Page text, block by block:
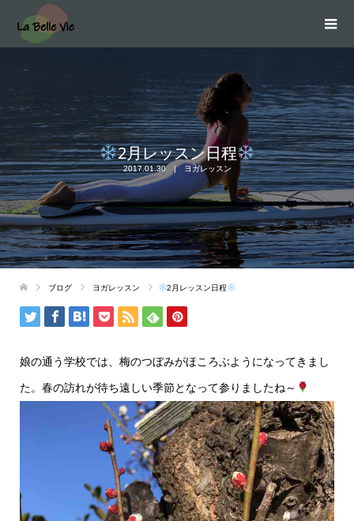
2月レッスン日程
2017.01.30 ヨガレッスン
ブログ ヨガレッスン 2月レッスン日程
娘の通う学校では、梅のつぼみがほころぶようになってきまし
た。春の訪れが待ち遠しい季節となって参りましたね～